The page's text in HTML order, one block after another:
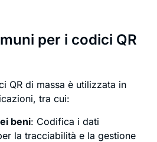
per i codici QR
QR di massa è utilizzata in
tra cui:
beni: Codifica i dati
la tracciabilità e la gestione